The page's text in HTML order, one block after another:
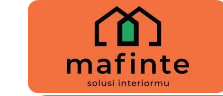
Dining Room & living Room
Dining Room & living Room
Summary